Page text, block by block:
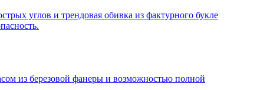
углов и трендовая обивка из фактурного букле
из березовой фанеры и возможностью полной